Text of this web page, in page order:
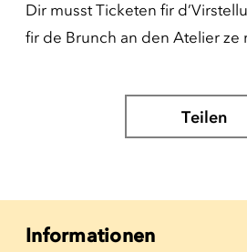
Dir musst Ticketen fir
fir de Brunch an den Atelier ze
Teilen
Informationen